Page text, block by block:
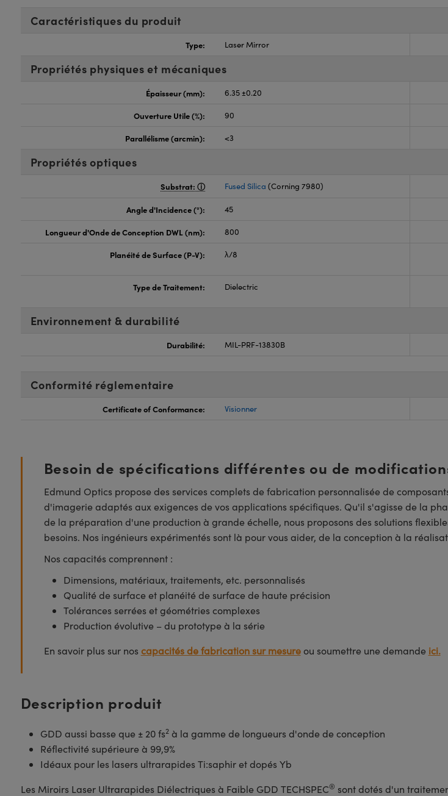
Caractéristiques du produit
Type: Laser Mirror
Propriétés physiques et mécaniques
Épaisseur (mm): 6.35 ±0.20
Ouverture Utile (%): 90
Parallélisme (arcmin): <3
Propriétés optiques
Substrat: Fused Silica (Corning 7980)
Angle d'Incidence (°): 45
Longueur d'Onde de Conception DWL (nm): 800
Planéité de Surface (P-V): λ/8
Type de Traitement: Dielectric
Environnement & durabilité
Durabilité: MIL-PRF-13830B
Conformité réglementaire
Certificate of Conformance: Visionner
Besoin de spécifications différentes ou de
Edmund Optics propose des services complets de fabrication personnalisée de
d'imagerie adaptés aux exigences de vos applications spécifiques. Qu'il s'agisse de la
de la préparation d'une production à grande échelle, nous proposons des solutions
besoins. Nos ingénieurs expérimentés sont là pour vous aider, de la conception à la
Nos capacités comprennent :
Dimensions, matériaux, traitements, etc. personnalisés
Qualité de surface et planéité de surface de haute précision
Tolérances serrées et géométries complexes
Production évolutive – du prototype à la série
En savoir plus sur nos capacités de fabrication sur mesureou soumettre une demande ici.
Description produit
GDD aussi basse que ± 20 fs2à la gamme de longueurs d'onde de conception
Réflectivité supérieure à 99,9%
Idéaux pour les lasers ultrarapides Ti:saphir et dopés Yb
Les Miroirs Laser Ultrarapides Diélectriques à Faible GDD TECHSPEC® sont dotés d'un